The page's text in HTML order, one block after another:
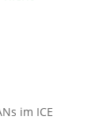
im ICE